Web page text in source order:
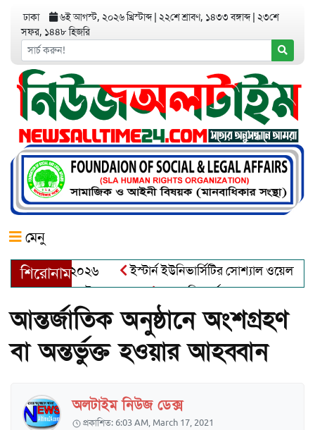
ঢাকা ৬ই আগস্ট, ২০২৬ খ্রিস্টাব্দ ২২শে শ্রাবণ, ১৪৩৩ বঙ্গাব্দ ২৩শে
সফর, ১৪৪৮ হিজরি
মেনু
শিরোনাম
ইস্টার্ন ইউনিভার্সিটির সোশ্যাল ওয়েলফেয়ার
খালেক এর ইন্তেকাল
আত্মশুদ্ধি অর্জন ও অশুভকে বর্জন করে
আন্তর্জাতিক অনুষ্ঠানে অংশগ্রহণ
বা অন্তর্ভুক্ত হওয়ার আহব্বান
অলটাইম নিউজ ডেক্স
প্রকাশিত: 6:03 AM, March 17, 2021